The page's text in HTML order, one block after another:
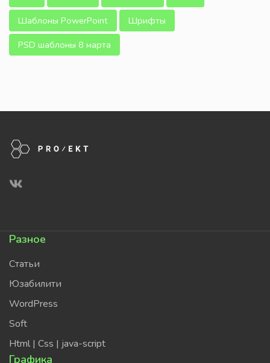
Шаблоны PowerPoint
Шрифты
PSD шаблоны 8 марта
Разное
Статьи
Юзабилити
WordPress
Soft
Html | Css | java-script
Графика